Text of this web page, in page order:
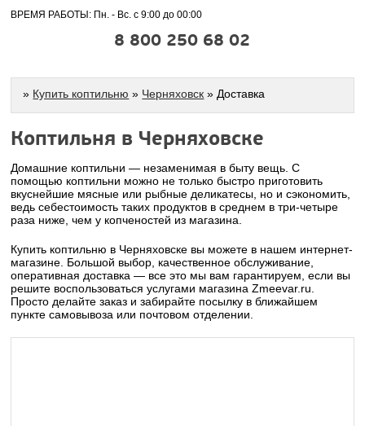
ВРЕМЯ РАБОТЫ: Пн. - Вс. с 9:00 до 00:00
8 800 250 68 02
» Купить коптильню » Черняховск » Доставка
Коптильня в Черняховске
Домашние коптильни — незаменимая в быту вещь. С
помощью коптильни можно не только быстро приготовить
вкуснейшие мясные или рыбные деликатесы, но и сэкономить,
ведь себестоимость таких продуктов в среднем в три-четыре
раза ниже, чем у копченостей из магазина.
Купить коптильню в Черняховске вы можете в нашем интернет-
магазине. Большой выбор, качественное обслуживание,
оперативная доставка — все это мы вам гарантируем, если вы
решите воспользоваться услугами магазина Zmeevar.ru.
Просто делайте заказ и забирайте посылку в ближайшем
пункте самовывоза или почтовом отделении.